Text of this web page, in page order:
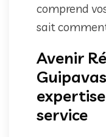
comprend
sait
Avenir
service